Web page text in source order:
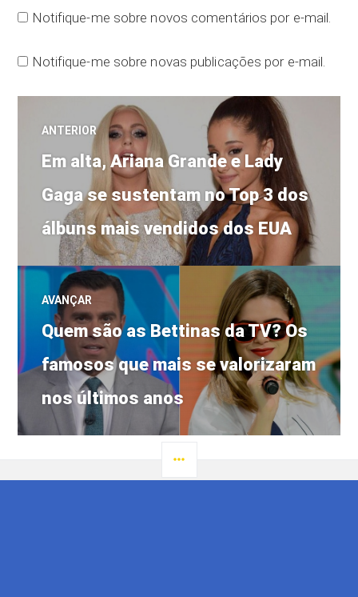
Notifique-me sobre novos comentários por e-mail.
Notifique-me sobre novas publicações por e-mail.
Navegação
de
Post
ANTERIOR
Post
anterior:
Em alta, Ariana Grande e Lady
Gaga se sustentam no Top 3 dos
álbuns mais vendidos dos EUA
AVANÇAR
Próximo
post:
Quem são as Bettinas da TV? Os
famosos que mais se valorizaram
nos últimos anos